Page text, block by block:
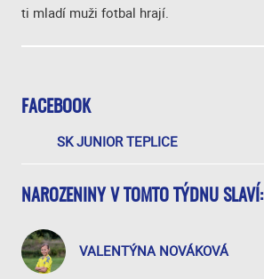
FACEBOOK
SK JUNIOR TEPLICE
NAROZENINY V TOMTO TÝDNU SLAVÍ:
VALENTÝNA NOVÁKOVÁ
ti mladí muži fotbal hrají.